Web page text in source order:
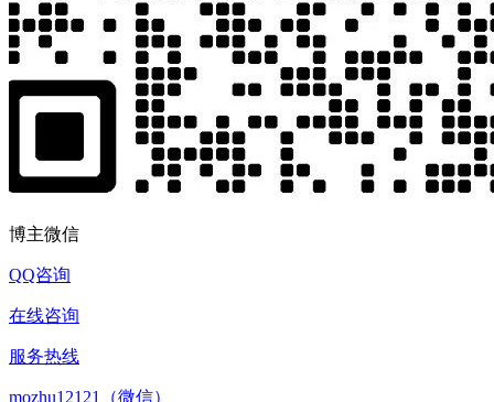
博主微信
QQ咨询
在线咨询
服务热线
mozhu12121（微信）